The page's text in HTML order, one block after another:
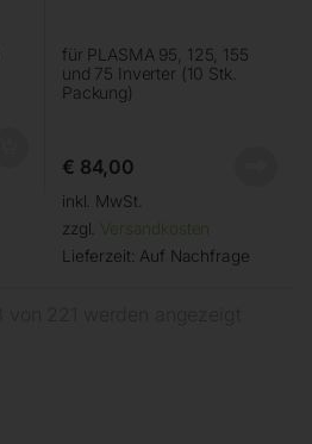
für PLASMA 95, 125, 155
und 75 Inverter (10 Stk.
Packung)
€ 84,00
inkl. MwSt.
zzgl. Versandkosten
Lieferzeit: Auf Nachfrage